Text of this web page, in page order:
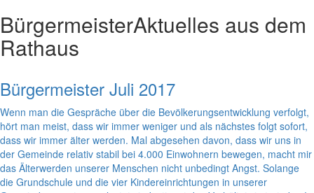
BürgermeisterAktuelles aus dem
Rathaus
Bürgermeister Juli 2017
Wenn man die Gespräche über die Bevölkerungsentwicklung verfolgt,
hört man meist, dass wir immer weniger und als nächstes folgt sofort,
dass wir immer älter werden. Mal abgesehen davon, dass wir uns in
der Gemeinde relativ stabil bei 4.000 Einwohnern bewegen, macht mir
das Älterwerden unserer Menschen nicht unbedingt Angst. Solange
die Grundschule und die vier Kindereinrichtungen in unserer